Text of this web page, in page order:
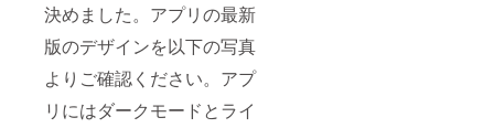
決めました。アプリの最新
版のデザインを以下の写真
よりご確認ください。アプ
リにはダークモードとライ